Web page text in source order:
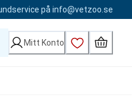
på info@vetzoo.se
Mitt Konto